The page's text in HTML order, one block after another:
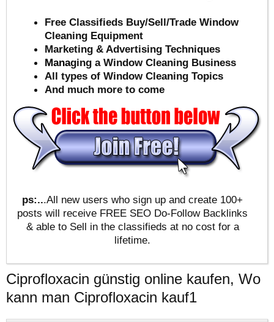
Free Classifieds Buy/Sell/Trade Window
Cleaning Equipment
Marketing & Advertising Techniques
Managing a Window Cleaning Business
All types of Window Cleaning Topics
And much more to come
ps:...All new users who sign up and create 100+
posts will receive FREE SEO Do-Follow Backlinks
& able to Sell in the classifieds at no cost for a
lifetime.
Ciprofloxacin günstig online kaufen, Wo
kann man Ciprofloxacin kauf1